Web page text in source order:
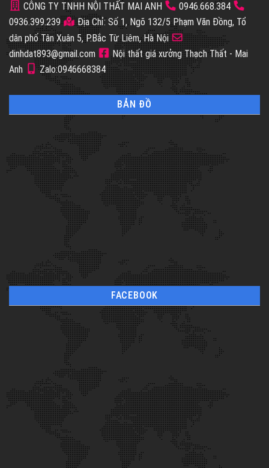
CÔNG TY TNHH NỘI THẤT MAI ANH
0946.668.384
0936.399.239
Địa Chỉ: Số 1, Ngõ 132/5 Phạm Văn Đồng, Tổ
dân phố Tân Xuân 5, P.Bắc Từ Liêm, Hà Nội
dinhdat893@gmail.com
Nội thất giá xưởng Thạch Thất - Mai
Anh
Zalo:0946668384
BẢN ĐỒ
FACEBOOK